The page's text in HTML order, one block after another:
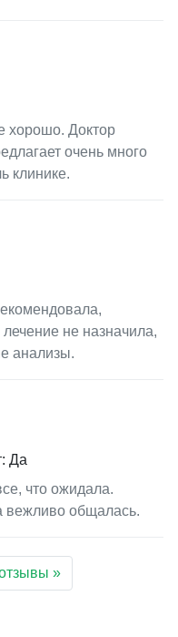
хорошо. Доктор
очень много
клинике.
не назначила,
анализы.
Да
что ожидала.
вежливо общалась.
»